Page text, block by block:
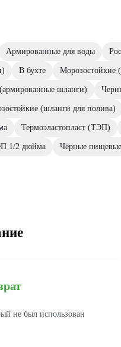
Армированные для воды
В бухте Морозостойкие
шланги)
(шланги для полива)
Термоэластопласт (ТЭП)
1/2 дюйма Чёрные пищевые
не был использован